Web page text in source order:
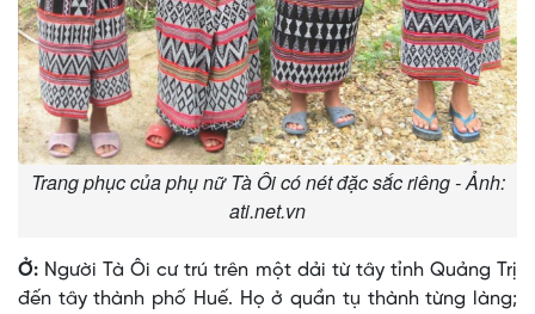
Trang phục của phụ nữ Tà Ôi có nét đặc sắc riêng - Ảnh:
ati.net.vn
Ở: Người Tà Ôi cư trú trên một dải từ tây tỉnh Quảng Trị
đến tây thành phố Huế. Họ ở quần tụ thành từng làng;